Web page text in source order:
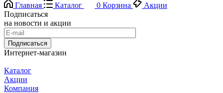
Главная Каталог 0 Корзина
Акции
Подписаться
на новости и акции
Подписаться
Интернет-магазин
Каталог
Акции
Компания